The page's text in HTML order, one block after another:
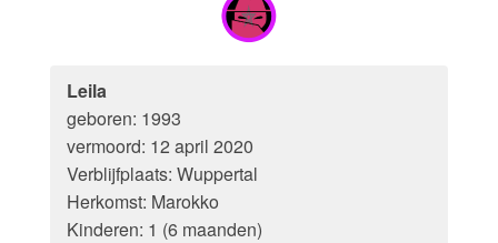
Leila
geboren: 1993
vermoord: 12 april 2020
Verblijfplaats: Wuppertal
Herkomst: Marokko
Kinderen: 1 (6 maanden)